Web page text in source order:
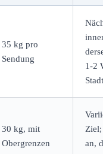
35 kg pro
Sendung
1-2
30 kg, mit
Obergrenzen
an,